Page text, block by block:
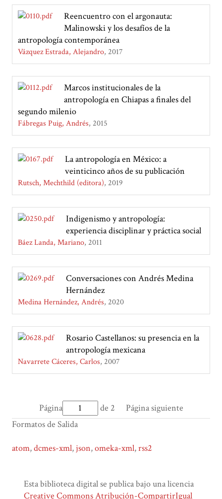
Reencuentro con el argonauta:
Malinowski y los desafíos de la
antropología contemporánea
Vázquez Estrada, Alejandro 2017
Marcos institucionales de la
antropología en Chiapas a finales del
segundo milenio
Fábregas Puig, Andrés 2015
La antropología en México: a
veinticinco años de su publicación
Rutsch, Mechthild (editora) 2019
Indigenismo y antropología:
experiencia disciplinar y práctica social
Báez Landa, Mariano 2011
Conversaciones con Andrés Medina
Hernández
Medina Hernández, Andrés 2020
Rosario Castellanos: su presencia en la
antropología mexicana
Navarrete Cáceres, Carlos 2007
Página de 2
Página siguiente
Formatos de Salida
atom,dcmes-xml, json,omeka-xml,rss2
Esta biblioteca digital se publica bajo una licencia
Creative Commons Atribución-CompartirIgual